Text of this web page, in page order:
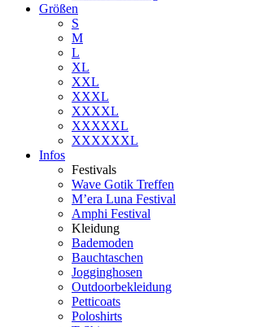
Größen
S
M
L
XL
XXL
XXXL
XXXXL
XXXXXL
XXXXXXL
Infos
Festivals
Wave Gotik Treffen
M’era Luna Festival
Amphi Festival
Kleidung
Bademoden
Bauchtaschen
Jogginghosen
Outdoorbekleidung
Petticoats
Poloshirts